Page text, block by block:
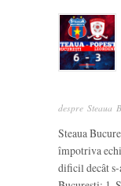
despre Steaua
Steaua
împotriva
dificil decât s-